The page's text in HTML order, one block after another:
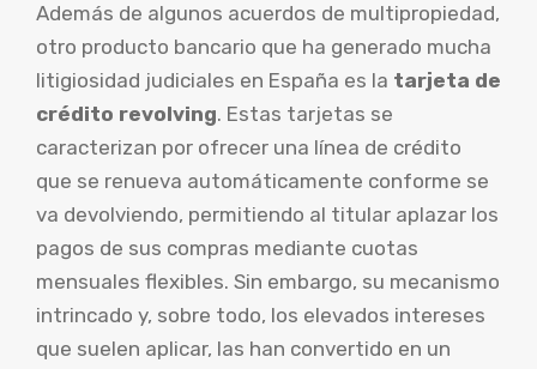
Además de algunos acuerdos de multipropiedad,
otro producto bancario que ha generado mucha
litigiosidad judiciales en España es la tarjeta de
crédito revolving. Estas tarjetas se
caracterizan por ofrecer una línea de crédito
que se renueva automáticamente conforme se
va devolviendo, permitiendo al titular aplazar los
pagos de sus compras mediante cuotas
mensuales flexibles. Sin embargo, su mecanismo
intrincado y, sobre todo, los elevados intereses
que suelen aplicar, las han convertido en un